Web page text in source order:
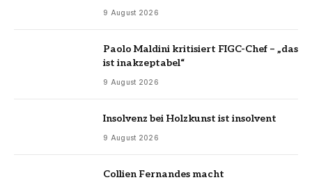
9 August 2026
Paolo Maldini kritisiert FIGC-Chef – „das
ist inakzeptabel“
9 August 2026
Insolvenz bei Holzkunst ist insolvent
9 August 2026
Collien Fernandes macht